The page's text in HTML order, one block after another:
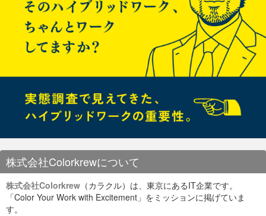
最近とある案件で作成することになり、favicon（.ico）ファイ
ルの作成方法を探していたら、
とあるブロガーがfaviconの種類について掲載されていました。
なんと！21個もあるとのことっ！！
faviconのリストfavicon.ico: IE用 favicon-
16x16.png: タブ表示用 favicon-32x32.png:
TV用 favicon-160x160.png: Opera 12 まで
のスピード・ダイアル用 favicon-
196x196.png: Android版Chrome用 mstile-
70x70.png: Windows 8 用 mstile-
144x144.png mstile-150x150.png mstile-
310x310.png mstile-310x150.png apple-
touch-icon-57x57.png: iOS用 apple-touch-
icon-60x60.png apple-touch-icon-72x72.png
株式会社Colorkrewについて
株式会社Colorkrew （カラクル）は、東京にあるIT企業です。
「Color Your Work with Excitement」をミッションに掲げていま
す。